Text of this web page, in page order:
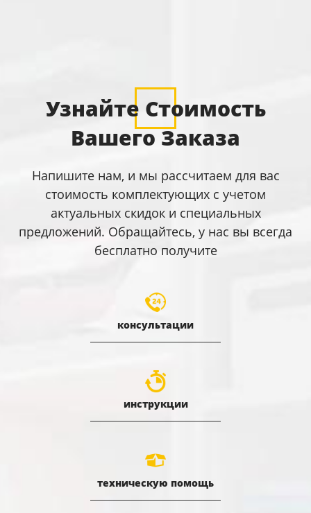
Узнайте Стоимость
Вашего Заказа
Напишите нам, и мы рассчитаем для вас
стоимость комплектующих с учетом
актуальных скидок и специальных
предложений. Обращайтесь, у нас вы всегда
бесплатно получите
консультации
инструкции
техническую помощь